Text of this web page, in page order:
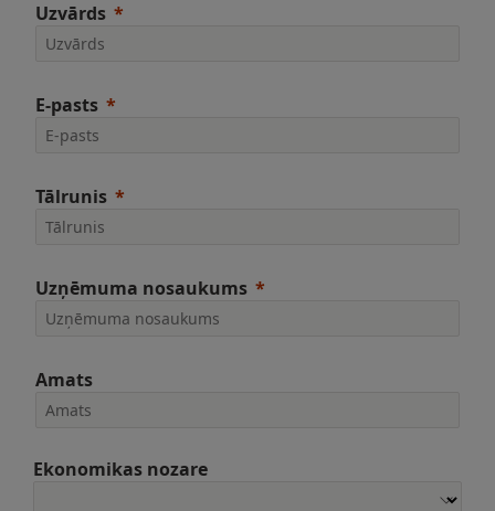
Uzvārds
E-pasts
Tālrunis
Uzņēmuma nosaukums
Amats
Ekonomikas nozare